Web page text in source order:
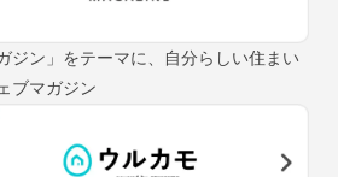
ジン」をテーマに、自分らしい住まい
ブマガジン